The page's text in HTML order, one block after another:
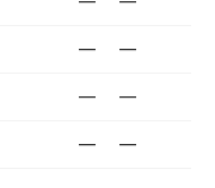
— —
— —
— —